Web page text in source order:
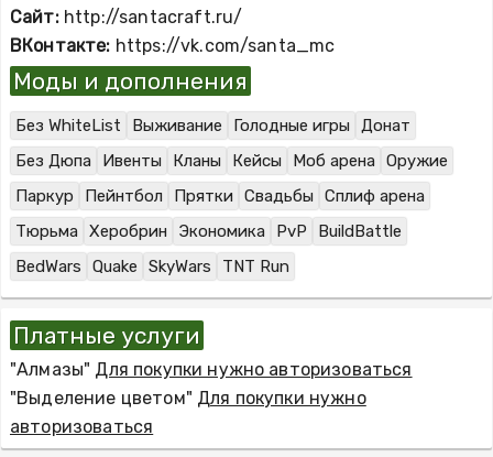
Сайт:http://santacraft.ru/
ВКонтакте: https://vk.com/santa_mc
Моды и дополнения
Без WhiteList Выживание Голодные игры Донат
Без Дюпа
Ивенты Кланы Кейсы Моб арена Оружие
Паркур
Пейнтбол Прятки Свадьбы Сплиф арена
Тюрьма Херобрин Экономика PvP
BuildBattle
BedWars
Quake SkyWars TNT Run
Платные услуги
"Алмазы" Для покупки нужно авторизоваться
"Выделение цветом" Для покупки нужно
авторизоваться